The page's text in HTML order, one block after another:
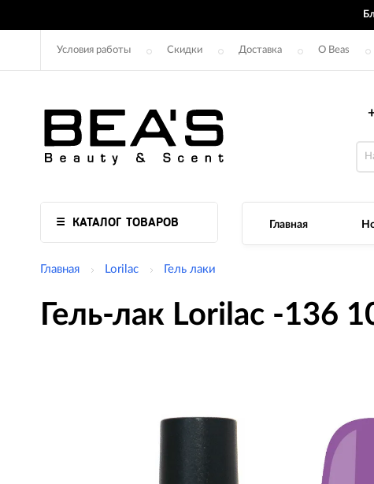
Условия работы Скидки Доставка О Beas
КАТАЛОГ ТОВАРОВ Главная
Главная Lorilac Гель лаки
Гель-лак Lorilac -136